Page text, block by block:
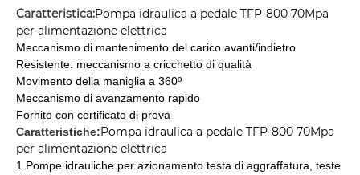
Caratteristica:Pompa idraulica a pedale TFP-800 70Mpa
per alimentazione elettrica
Meccanismo di mantenimento del carico avanti/indietro
Resistente: meccanismo a cricchetto di qualità
Movimento della maniglia a 360º
Meccanismo di avanzamento rapido
Fornito con certificato di prova
Caratteristiche:Pompa idraulica a pedale TFP-800 70Mpa
per alimentazione elettrica
1 Pompe idrauliche per azionamento testa di aggraffatura, teste